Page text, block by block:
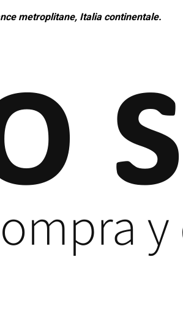
metroplitane, Italia continentale.